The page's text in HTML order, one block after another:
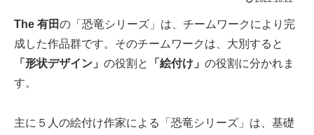
The 有田の「恐竜シリーズ」は、チームワークにより完
成した作品群です。そのチームワークは、大別すると
「形状デザイン」 の役割と 「絵付け」 の役割に分かれま
す。
主に５人の絵付け作家による「恐竜シリーズ」は、基礎